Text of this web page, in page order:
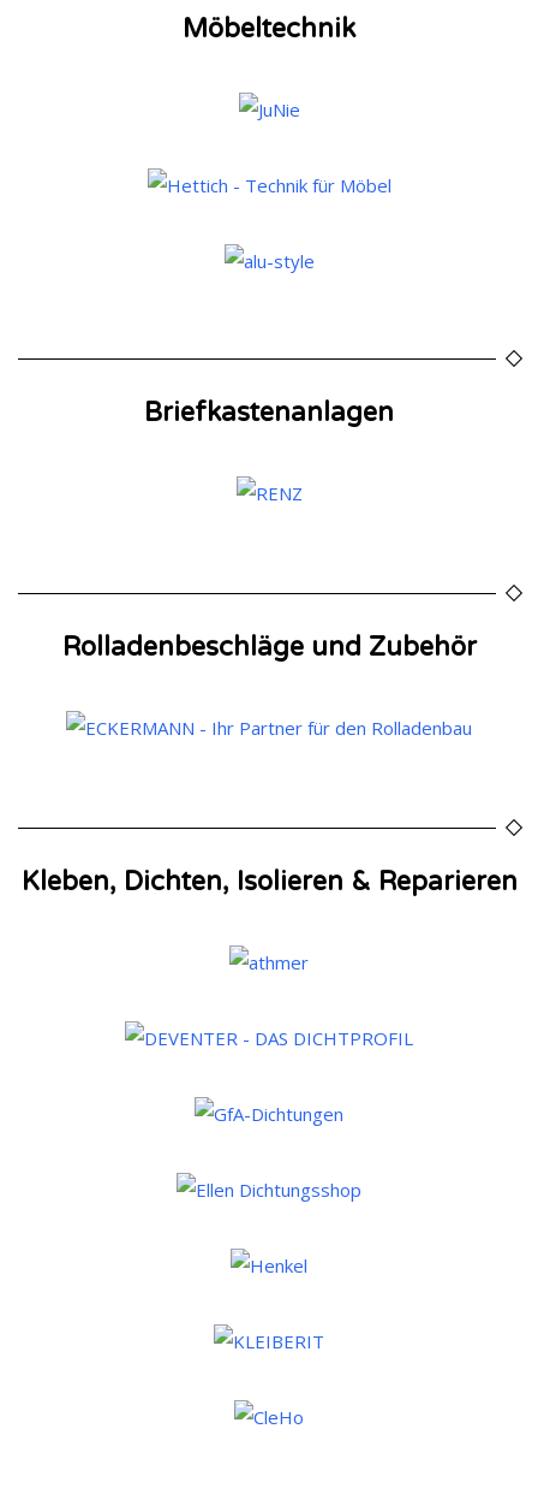
Möbeltechnik
Briefkastenanlagen
Rolladenbeschläge und Zubehör
Kleben, Dichten, Isolieren & Reparieren